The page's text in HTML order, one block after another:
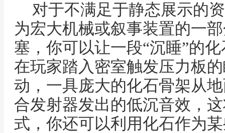
对于不满足于静态展示的
为宏大机械或叙事装置的一
塞，你可以让一段“沉睡”的
在玩家踏入密室触发压力板
动，一具庞大的化石骨架从
合发射器发出的低沉音效，
式，你还可以利用化石作为